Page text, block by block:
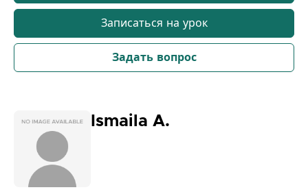
Записаться на урок
Задать вопрос
Ismaila A.